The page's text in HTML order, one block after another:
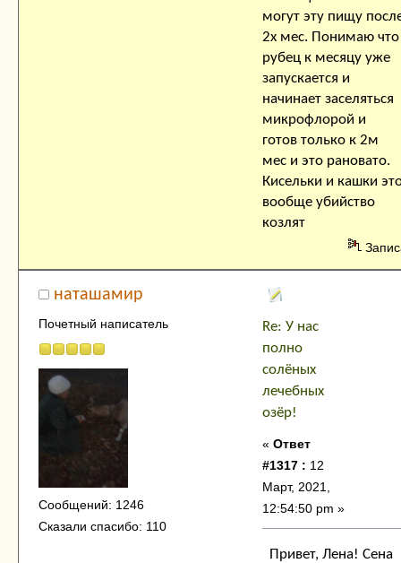
могут эту пищу
2х мес. Понимаю что
рубец к месяцу уже
запускается и
начинает заселяться
микрофлорой и
готов только к 2м
мес и это рановато.
Кисельки и кашки
вообще убийство
козлят
наташамир
Почетный написатель
Сообщений: 1246
Сказали спасибо: 110
Re: У нас
полно
солёных
лечебных
озёр!
« Ответ
#1317 : 12
Март, 2021,
12:54:50 pm »
Привет, Лена! Сена